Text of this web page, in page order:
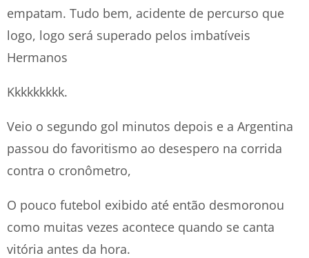
empatam. Tudo bem, acidente de percurso que
logo, logo será superado pelos imbatíveis
Hermanos
Kkkkkkkkk.
Veio o segundo gol minutos depois e a Argentina
passou do favoritismo ao desespero na corrida
contra o cronômetro,
O pouco futebol exibido até então desmoronou
como muitas vezes acontece quando se canta
vitória antes da hora.